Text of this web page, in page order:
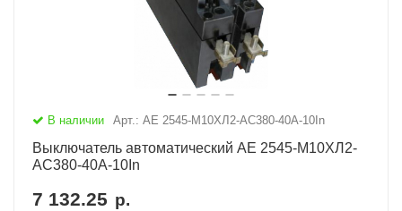
В наличии Арт.: АЕ 2545-М10ХЛ2-AC380-40А-10In
Выключатель автоматический АЕ 2545-М10ХЛ2-
AC380-40А-10In
7 132.25 р.